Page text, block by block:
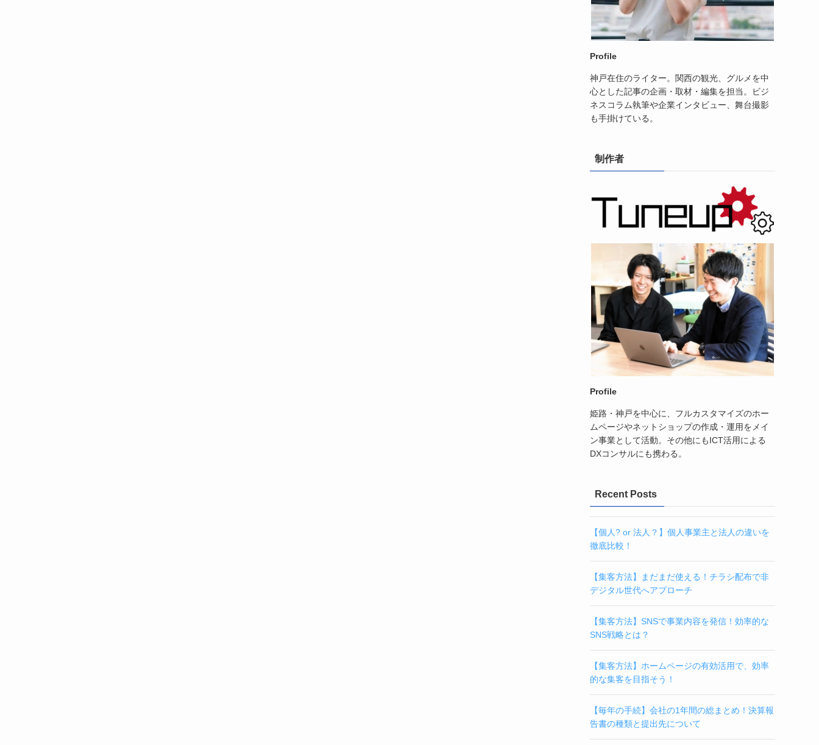
Profile
神戸在住のライター。関西の観光、グルメを中
心とした記事の企画・取材・編集を担当。ビジ
ネスコラム執筆や企業インタビュー、舞台撮影
も手掛けている。
制作者
Profile
姫路・神戸を中心に、フルカスタマイズのホー
ムページやネットショップの作成・運用をメイ
ン事業として活動。その他にもICT活用による
DXコンサルにも携わる。
Recent Posts
【個人? or 法人？】個人事業主と法人の違いを
徹底比較！
【集客方法】まだまだ使える！チラシ配布で非
デジタル世代へアプローチ
【集客方法】SNSで事業内容を発信！効率的な
SNS戦略とは？
【集客方法】ホームページの有効活用で、効率
的な集客を目指そう！
【毎年の手続】会社の1年間の総まとめ！決算報
告書の種類と提出先について